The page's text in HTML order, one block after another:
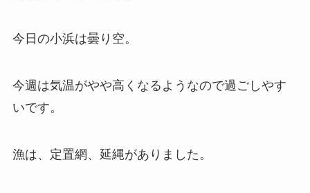
今日の小浜は曇り空。
今週は気温がやや高くなるようなので過ごしやす
いです。
漁は、定置網、延縄がありました。